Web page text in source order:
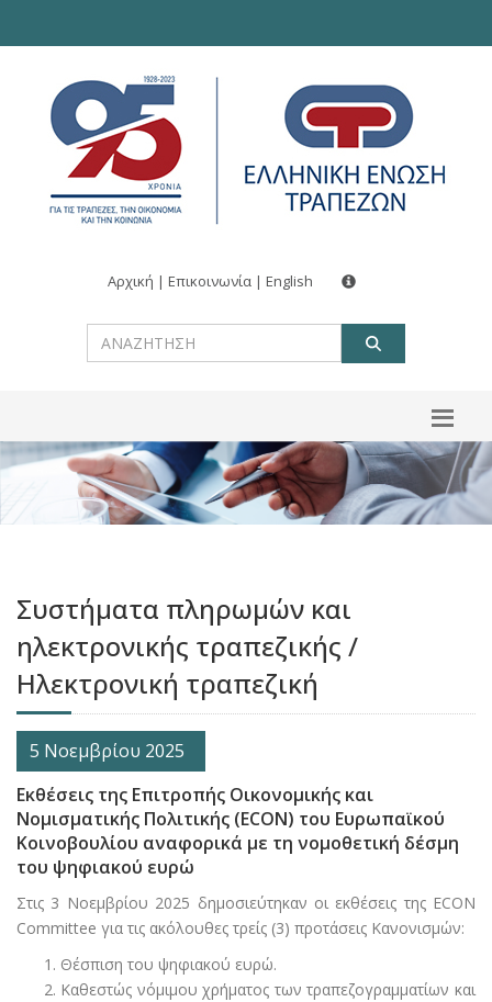
Αρχική | Επικοινωνία | English
Συστήματα πληρωμών και
ηλεκτρονικής τραπεζικής /
Ηλεκτρονική τραπεζική
5 Νοεμβρίου 2025
Εκθέσεις της Επιτροπής Οικονομικής και
Νομισματικής Πολιτικής (ECON) του Ευρωπαϊκού
Κοινοβουλίου αναφορικά με τη νομοθετική δέσμη
του ψηφιακού ευρώ
Στις 3 Νοεμβρίου 2025 δημοσιεύτηκαν οι εκθέσεις της ECON
Committee για τις ακόλουθες τρείς (3) προτάσεις Κανονισμών:
Θέσπιση του ψηφιακού ευρώ.
Καθεστώς νόμιμου χρήματος των τραπεζογραμματίων και